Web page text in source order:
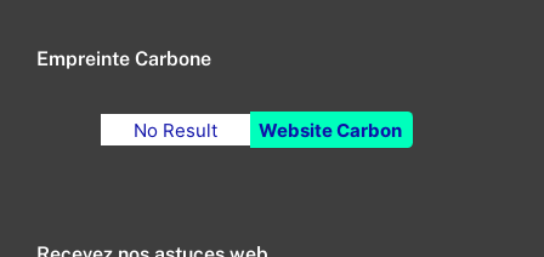
Empreinte Carbone
No Result Website Carbon